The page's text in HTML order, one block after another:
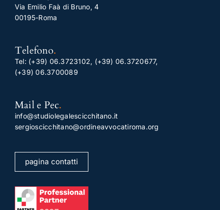
Via Emilio Faà di Bruno, 4
00195-Roma
Telefono.
Tel: (+39) 06.3723102, (+39) 06.3720677,
(+39) 06.3700089
Mail e Pec.
info@studiolegalescicchitano.it
sergioscicchitano@ordineavvocatiroma.org
pagina contatti